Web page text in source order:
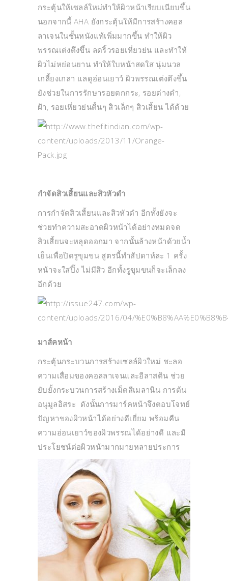
กระตุ้นให้เซลล์ใหม่ทำให้ผิวหน้าเรียบเนียบขึ้น
นอกจากนี้ AHA ยังกระตุ้นให้มีการสร้างคอล
ลาเจนในชั้นหนังแท้เพิ่มมากขึ้น ทำให้ผิว
พรรณเต่งตึงขึ้น ลดริ้วรอยเหี่ยวย่น และทำให้
ผิวไม่หย่อนยาน ทำให้ใบหน้าสดใส นุ่มนวล
เกลี้ยงเกลา แลดูอ่อนเยาว์ ผิวพรรณเต่งตึงขึ้น
ยังช่วยในการรักษารอยตกกระ, รอยด่างดำ,
ฝ้า, รอยเหี่ยวย่นตื้นๆ สิวเล็กๆ สิวเสี้ยน ได้ด้วย
กำจัดสิวเสี้ยนและสิวหัวดำ
การกำจัดสิวเสี้ยนและสิวหัวดำ อีกทั้งยังจะ
ช่วยทำความสะอาดผิวหน้าได้อย่างหมดจด
สิวเสี้ยนจะหลุดออกมา จากนั้นล้างหน้าด้วยน้ำ
เย็นเพื่อปิดรูขุมขน สูตรนี้ทำสัปดาห์ละ 1 ครั้ง
หน้าจะใสปิ๊ง ไม่มีสิว อีกทั้งรูขุมขนก็จะเล็กลง
อีกด้วย
มาส์คหน้า
กระตุ้นกระบวนการสร้างเซลล์ผิวใหม่ ชะลอ
ความเสื่อมของคอลลาเจนและอีลาสติน ช่วย
ยับยั้งกระบวนการสร้างเม็ดสีเมลานิน การต้น
อนุมูลอิสระ ดังนั้นการมาร์คหน้าจึงตอบโจทย์
ปัญหาของผิวหน้าได้อย่างดีเยี่ยม พร้อมคืน
ความอ่อนเยาว์ของผิวพรรณได้อย่างดี และมี
ประโยชน์ต่อผิวหน้ามากมายหลายประการ